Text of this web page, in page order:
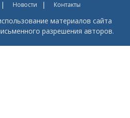
Новости Контакты
материалов сайта
разрешения авторов.